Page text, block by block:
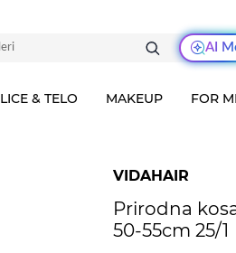
AI
LICE & TELO MAKEUP FOR
VIDAHAIR
Prirodna
50-55cm 25/1